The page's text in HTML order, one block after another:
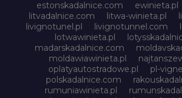
estonskadalnice.com
ewinieta.pl
litvadalnice.com
litwa-winieta.pl
livignotunel.pl
livignotunnel.com
lotwawinieta.pl
madarskadalnice.com
moldawiawinieta.pl
oplatyautostradowe.pl
pl-
polskadalnice.com
rumuniawinieta.pl